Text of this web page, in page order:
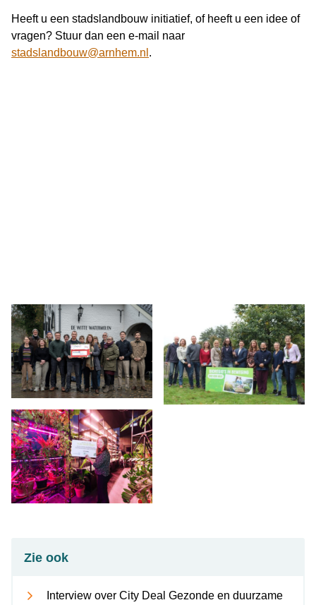
Heeft u een stadslandbouw initiatief, of heeft u een idee of
vragen? Stuur dan een e-mail naar
stadslandbouw@arnhem.nl .
Zie ook
Interview over City Deal Gezonde en duurzame